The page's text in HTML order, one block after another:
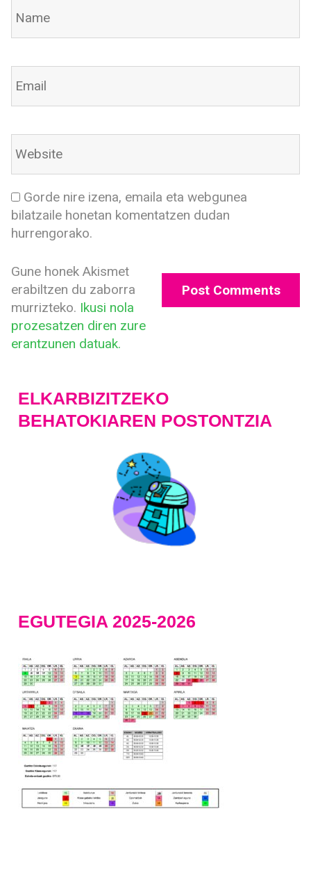
Gorde nire izena, emaila eta webgunea
bilatzaile honetan komentatzen dudan
hurrengorako.
Gune honek Akismet
erabiltzen du zaborra
murrizteko. Ikusi nola
prozesatzen diren zure
erantzunen datuak.
ELKARBIZITZEKO
BEHATOKIAREN POSTONTZIA
EGUTEGIA 2025-2026